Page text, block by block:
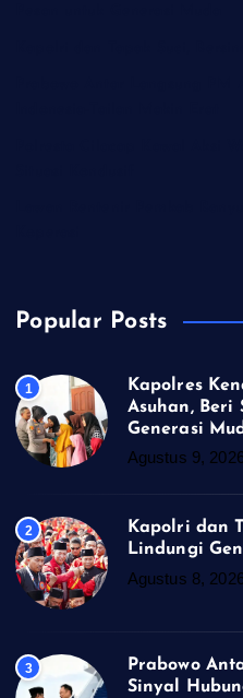
Popular Posts
1
Kapolres
Asuhan, Beri
Generasi
Agustus 9,
2
Kapolri dan
Lindungi
Agustus 8,
3
Prabowo
Sinyal